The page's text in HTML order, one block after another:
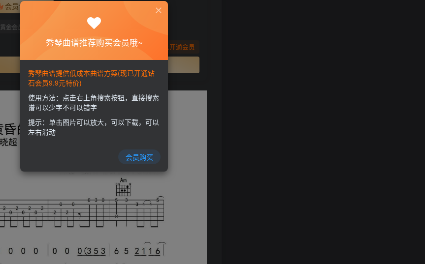
会员专属资源
黄金会员 免费
您暂无购买权限，请先开通会员
秀琴曲谱推荐购买会员哦~
秀琴曲谱提供低成本曲谱方案(现已开通钻
石会员9.9元特价)
使用方法：点击右上角搜索按钮，直接搜索
谱可以少字不可以错字
提示：单击图片可以放大，可以下载，可以
左右滑动
会员购买